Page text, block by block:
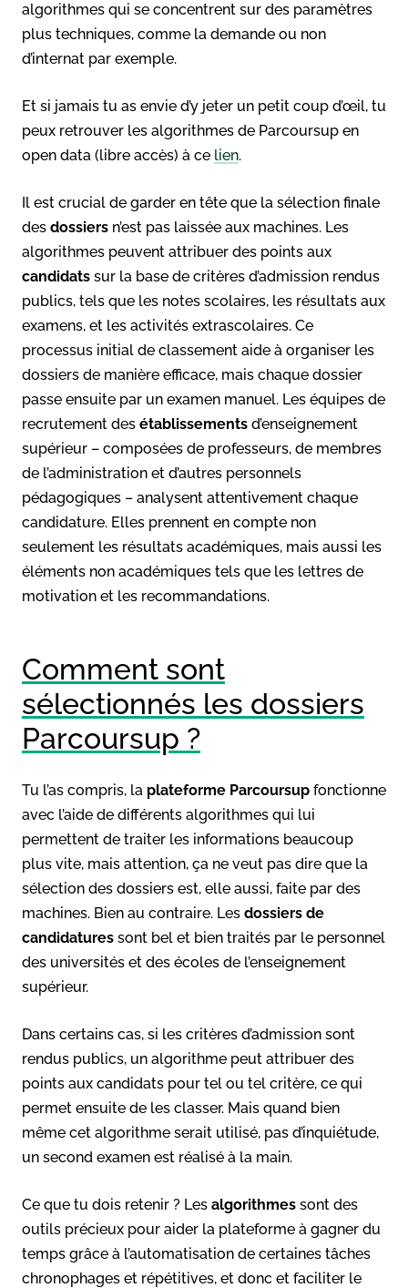
algorithmes qui se concentrent sur des paramètres
plus techniques, comme la demande ou non
d’internat par exemple.
Et si jamais tu as envie d’y jeter un petit coup d’œil, tu
peux retrouver les algorithmes de Parcoursup en
open data (libre accès) à ce lien.
Il est crucial de garder en tête que la sélection finale
des dossiers n’est pas laissée aux machines. Les
algorithmes peuvent attribuer des points aux
candidats sur la base de critères d’admission rendus
publics, tels que les notes scolaires, les résultats aux
examens, et les activités extrascolaires. Ce
processus initial de classement aide à organiser les
dossiers de manière efficace, mais chaque dossier
passe ensuite par un examen manuel. Les équipes de
recrutement des établissements d’enseignement
supérieur – composées de professeurs, de membres
de l’administration et d’autres personnels
pédagogiques – analysent attentivement chaque
candidature. Elles prennent en compte non
seulement les résultats académiques, mais aussi les
éléments non académiques tels que les lettres de
motivation et les recommandations.
Comment sont
sélectionnés les dossiers
Parcoursup ?
Tu l’as compris, la plateforme Parcoursup fonctionne
avec l’aide de différents algorithmes qui lui
permettent de traiter les informations beaucoup
plus vite, mais attention, ça ne veut pas dire que la
sélection des dossiers est, elle aussi, faite par des
machines. Bien au contraire. Les dossiers de
candidatures sont bel et bien traités par le personnel
des universités et des écoles de l’enseignement
supérieur.
Dans certains cas, si les critères d’admission sont
rendus publics, un algorithme peut attribuer des
points aux candidats pour tel ou tel critère, ce qui
permet ensuite de les classer. Mais quand bien
même cet algorithme serait utilisé, pas d’inquiétude,
un second examen est réalisé à la main.
Ce que tu dois retenir ? Les algorithmes sont des
outils précieux pour aider la plateforme à gagner du
temps grâce à l’automatisation de certaines tâches
chronophages et répétitives, et donc et faciliter le